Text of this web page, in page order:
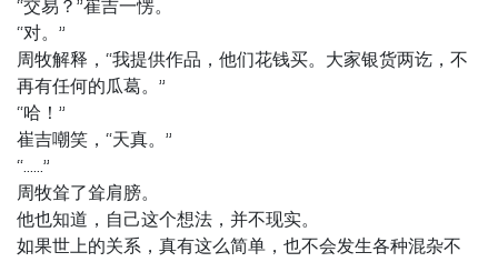
“交易？”崔吉一愣。
“对。”
周牧解释，“我提供作品，他们花钱买。大家银货两讫，不
再有任何的瓜葛。”
“哈！”
崔吉嘲笑，“天真。”
“……”
周牧耸了耸肩膀。
他也知道，自己这个想法，并不现实。
如果世上的关系，真有这么简单，也不会发生各种混杂不